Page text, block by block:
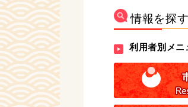
情報を探す
利用者別メニ